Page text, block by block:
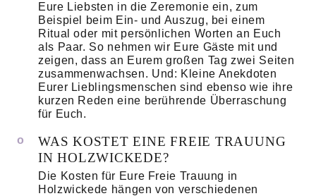
Eure Liebsten in die Zeremonie ein, zum
Beispiel beim Ein- und Auszug, bei einem
Ritual oder mit persönlichen Worten an Euch
als Paar. So nehmen wir Eure Gäste mit und
zeigen, dass an Eurem großen Tag zwei Seiten
zusammenwachsen. Und: Kleine Anekdoten
Eurer Lieblingsmenschen sind ebenso wie ihre
kurzen Reden eine berührende Überraschung
für Euch.
WAS KOSTET EINE FREIE TRAUUNG
IN HOLZWICKEDE?
Die Kosten für Eure Freie Trauung in
Holzwickede hängen von verschiedenen